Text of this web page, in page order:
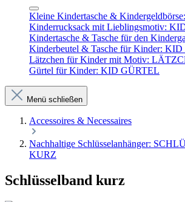
Kleine Kindertasche &
Kinderrucksack mit Lieblingsmotiv:
Kindertasche & Tasche für den
Kinderbeutel & Tasche für Kinder:
Lätzchen für Kinder mit Motiv:
Gürtel für Kinder: KID GÜRTEL
Menü schließen
Accessoires & Necessaires
Nachhaltige Schlüsselanhänger:
KURZ
Schlüsselband kurz